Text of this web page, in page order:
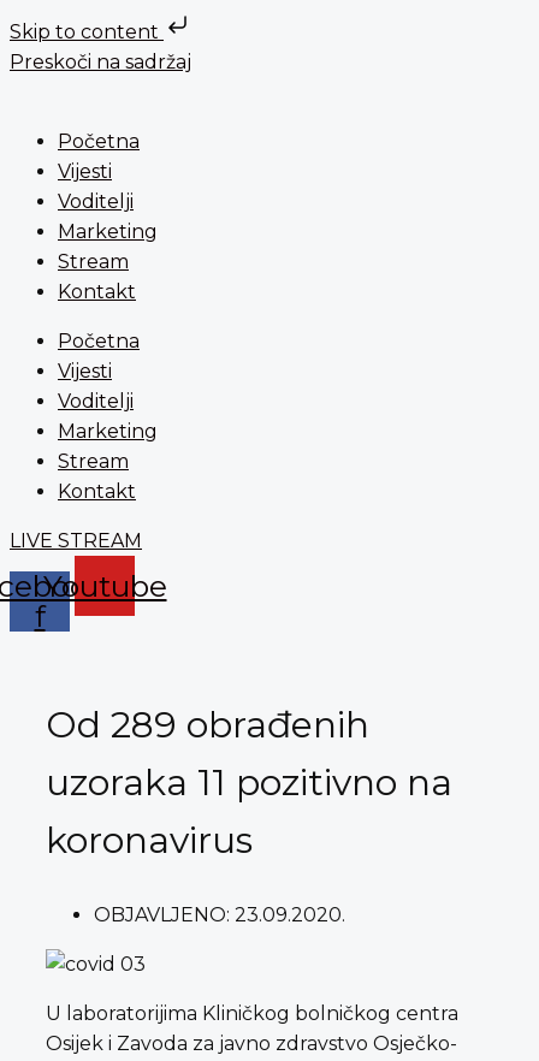
Skip to content
Preskoči na sadržaj
Početna
Vijesti
Voditelji
Marketing
Stream
Kontakt
Početna
Vijesti
Voditelji
Marketing
Stream
Kontakt
LIVE STREAM
f
Youtube
Od 289 obrađenih
uzoraka 11 pozitivno na
koronavirus
OBJAVLJENO: 23.09.2020.
U laboratorijima Kliničkog bolničkog centra
Osijek i Zavoda za javno zdravstvo Osječko-